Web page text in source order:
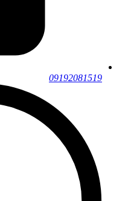
09192081519